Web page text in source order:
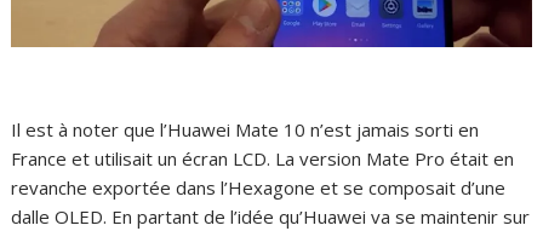
Il est à noter que l’Huawei Mate 10 n’est jamais sorti en
France et utilisait un écran LCD. La version Mate Pro était en
revanche exportée dans l’Hexagone et se composait d’une
dalle OLED. En partant de l’idée qu’Huawei va se maintenir sur